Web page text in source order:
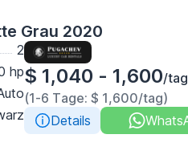
Grau 2020
2
hp$ 1,040 - 1,600/tag
(1-6 Tage: $ 1,600/tag)
Details